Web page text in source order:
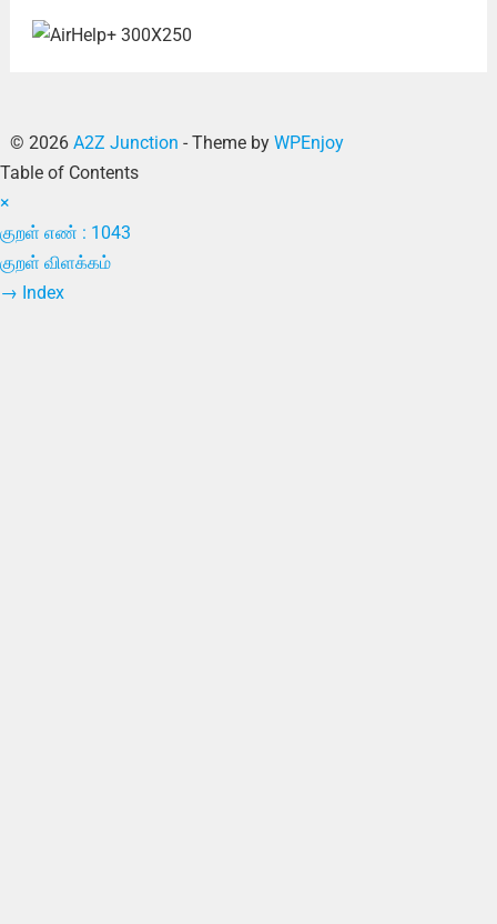
© 2026 A2Z Junction - Theme by WPEnjoy
Table of Contents
×
குறள் எண் : 1043
குறள் விளக்கம்
→ Index